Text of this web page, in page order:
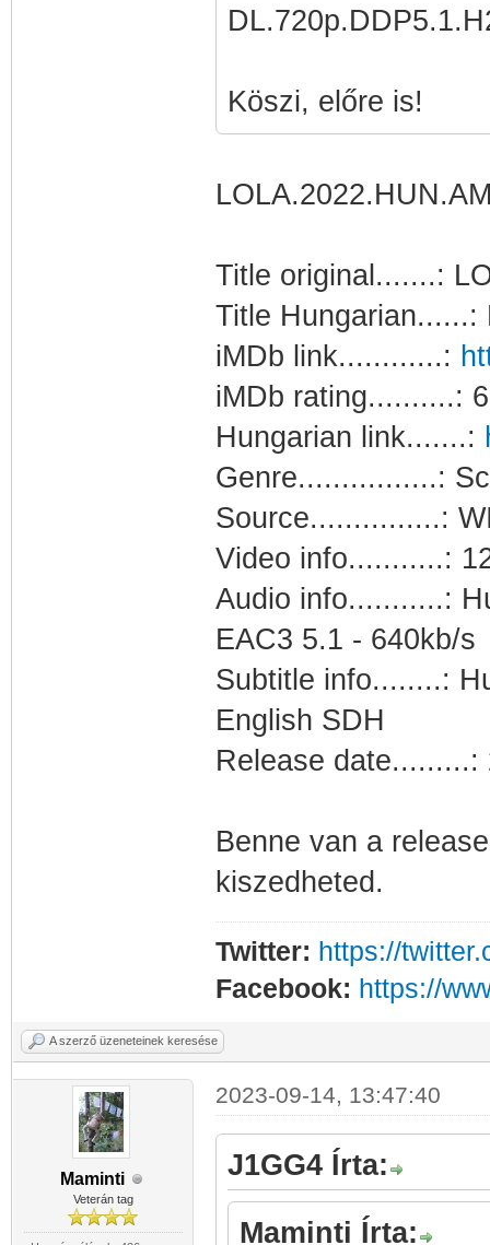
Köszi, előre is!
Title original.......:
Title Hungarian......:
iMDb link............:
iMDb
Hungarian link.......:
Genre................:
Source...............:
Video info...........:
Audio info...........:
EAC3 5.1 - 640kb/s
Subtitle info........:
English SDH
Release date.........:
Benne van a
kiszedheted.
Twitter: https://
Facebook: https://
A szerző üzeneteinek keresése
Maminti
Veterán tag
2023-09-14, 13:47:40
J1GG4 Írta:
Maminti Írta: